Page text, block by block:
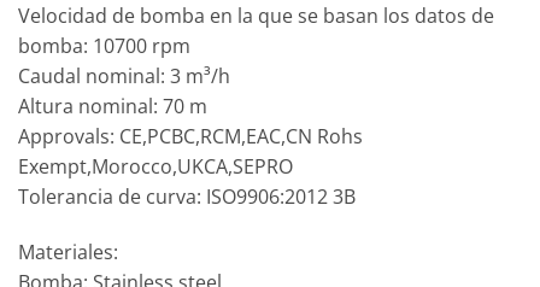
Velocidad de bomba en la que se basan los datos de
bomba: 10700 rpm
Caudal nominal: 3 m³/h
Altura nominal: 70 m
Approvals: CE,PCBC,RCM,EAC,CN Rohs
Exempt,Morocco,UKCA,SEPRO
Tolerancia de curva: ISO9906:2012 3B
Materiales:
Bomba: Stainless steel